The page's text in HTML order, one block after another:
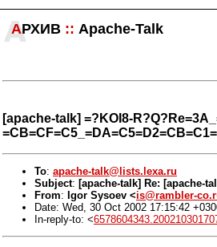
АРХИВ :: Apache-Talk
[apache-talk] =?KOI8-
To: apache-talk@lists.lexa.ru
Subject: [apache-talk] Re: [apache-
From: Igor Sysoev <is@rambler-
Date: Wed, 30 Oct 2002 17:15:42
In-reply-to: <